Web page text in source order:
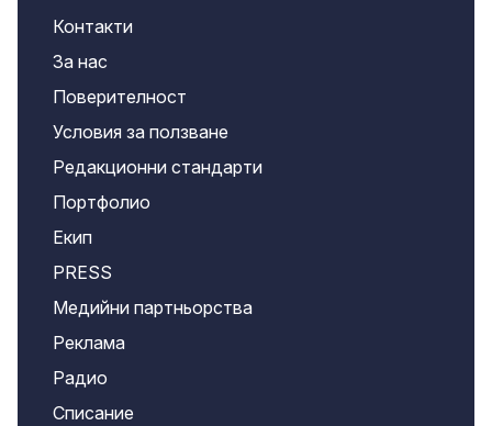
Контакти
За нас
Поверителност
Условия за ползване
Редакционни стандарти
Портфолио
Екип
PRESS
Медийни партньорства
Реклама
Радио
Списание